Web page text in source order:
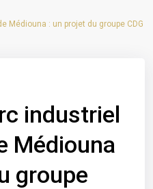
Médiouna : un projet du groupe CDG
industriel
Médiouna
groupe